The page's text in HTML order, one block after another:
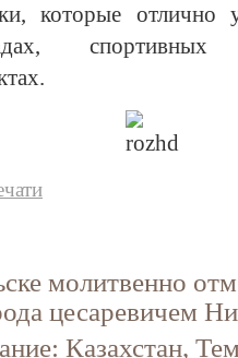
которые отлично
спортивных
молитвенно
цесаревичем
Казахстан,
Свидетельство